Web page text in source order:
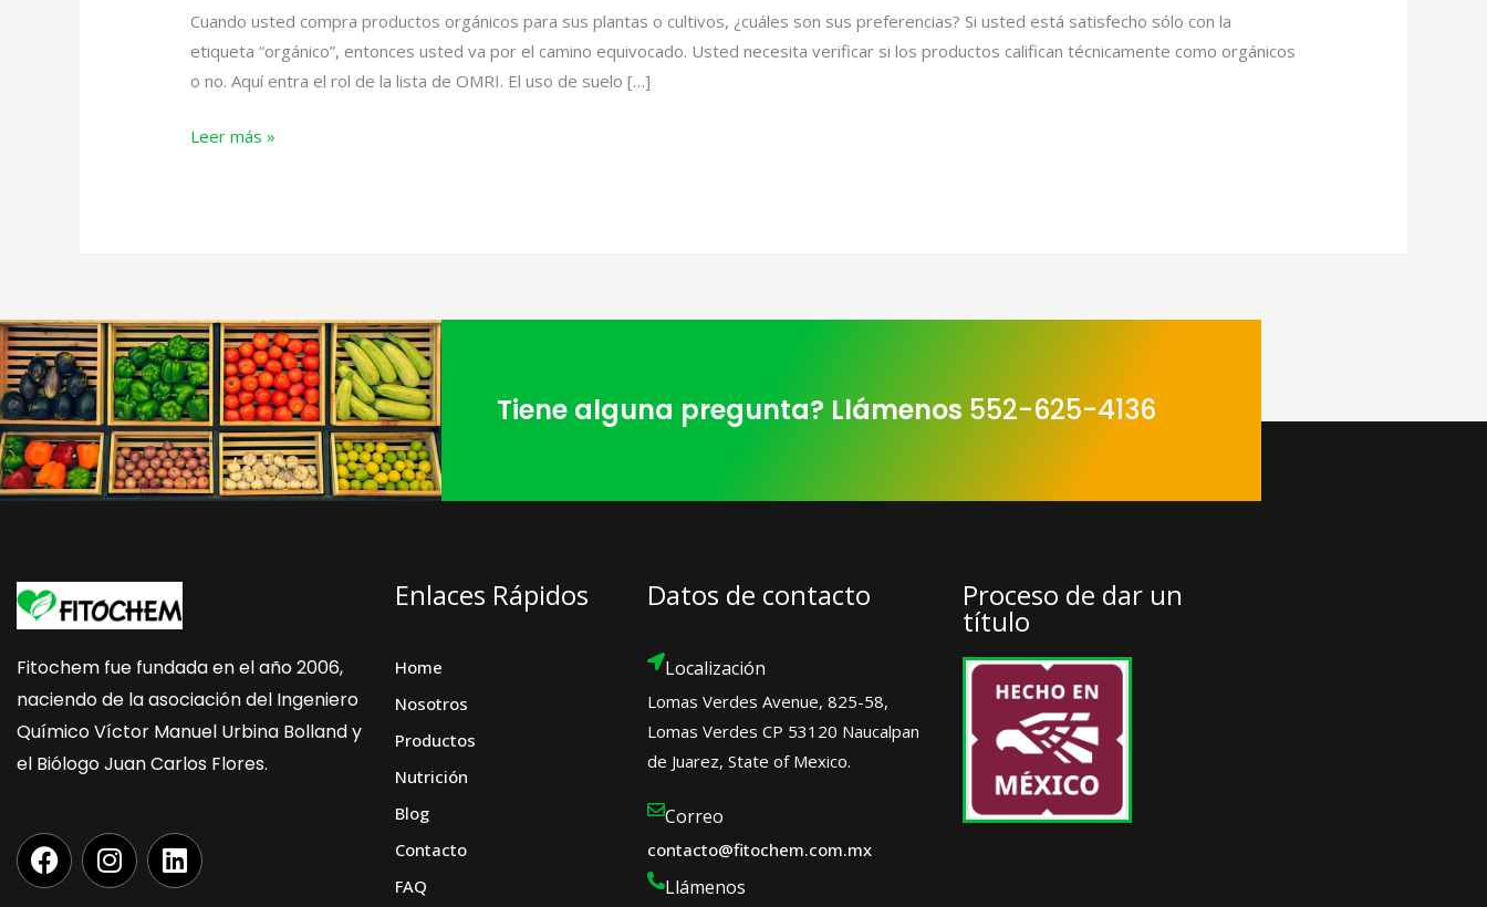
Cuando usted compra productos orgánicos para sus plantas o cultivos, ¿cuáles son sus preferencias? Si usted está satisfecho sólo con la
etiqueta “orgánico”, entonces usted va por el camino equivocado. Usted necesita verificar si los productos califican técnicamente como orgánicos
o no. Aquí entra el rol de la lista de OMRI. El uso de suelo […]
Viaje
Confiable
de
Saludables
Leer más »
Tiene alguna pregunta? Llámenos 552-625-4136
Fitochem fue fundada en el año 2006,
naciendo de la asociación del Ingeniero
Químico Víctor Manuel Urbina Bolland y
el Biólogo Juan Carlos Flores.
F
a
I
n
L
i
Enlaces Rápidos
Home
Nosotros
Productos
Nutrición
Blog
Contacto
FAQ
Datos de contacto
Localización
Lomas Verdes Avenue, 825-58,
Lomas Verdes CP 53120 Naucalpan
de Juarez, State of Mexico.
Correo
contacto@fitochem.com.mx
Llámenos
Proceso de dar un
título